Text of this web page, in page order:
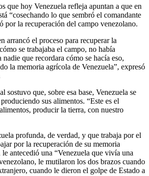
que hoy Venezuela refleja apuntan a que en
“cosechando lo que sembró el comandante
por la recuperación del campo venezolano.
arrancó el proceso para recuperar la
se trabajaba el campo, no había
nadie que recordara cómo se hacía eso,
la memoria agrícola de Venezuela”, expresó
sostuvo que, sobre esa base, Venezuela se
sus alimentos. “Este es el
producir la tierra, con nuestro
profunda, de verdad, y que trabaja por el
por la recuperación de su memoria
antecedió una “Venezuela que vivía una
le mutilaron los dos brazos cuando
cuando le dieron el golpe de Estado a